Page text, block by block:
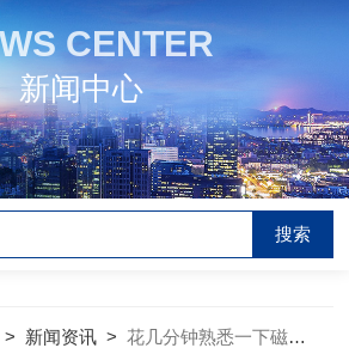
CENTER
新闻中心
> 新闻资讯 >花几分钟熟悉一下磁力加热搅拌器使用安全知识